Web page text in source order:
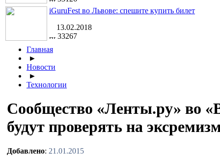
iGuruFest во Львове: спешите купить билет
13.02.2018
33267
Главная
►
Новости
►
Технологии
Сообщество «Ленты.ру» во
будут проверять на
Добавлено: 21.01.2015